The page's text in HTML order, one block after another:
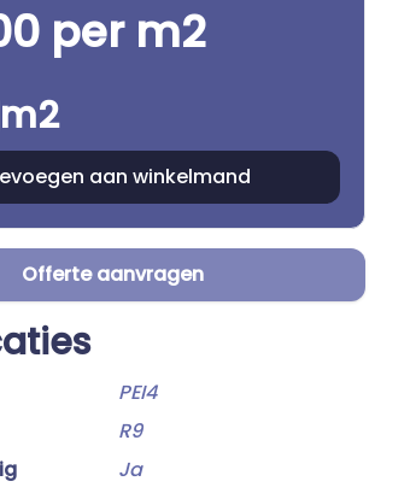
per m2
m2
Offerte aanvragen
PEI4
R9
Ja